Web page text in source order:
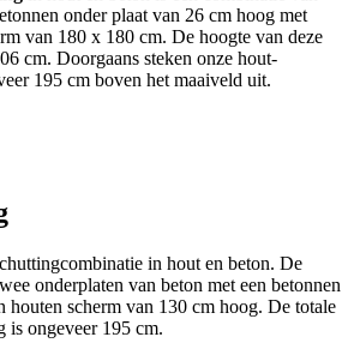
onder plaat van 26 cm hoog met
van 180 x 180 cm. De hoogte van deze
cm. Doorgaans steken onze hout-
195 cm boven het maaiveld uit.
in hout en beton. De
onderplaten van beton met een betonnen
houten scherm van 130 cm hoog. De totale
is ongeveer 195 cm.